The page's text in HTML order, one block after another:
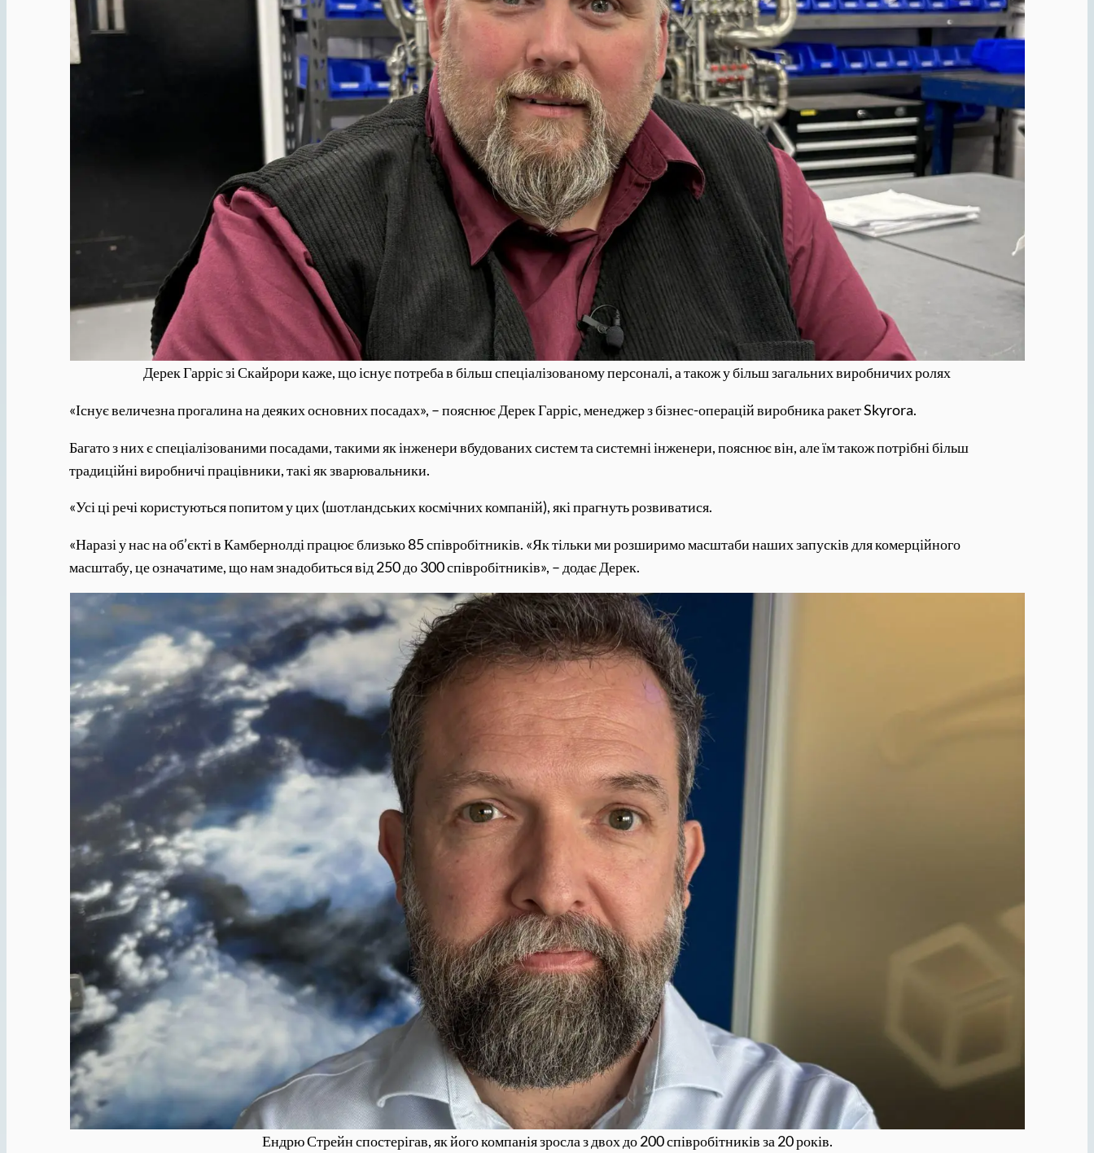
Дерек Гарріс зі Скайрори каже, що існує потреба в більш спеціалізованому персоналі, а також у більш загальних виробничих ролях
«Існує величезна прогалина на деяких основних посадах», – пояснює Дерек Гарріс, менеджер з бізнес-операцій виробника ракет Skyrora.
Багато з них є спеціалізованими посадами, такими як інженери вбудованих систем та системні інженери, пояснює він, але їм також потрібні більш
традиційні виробничі працівники, такі як зварювальники.
«Усі ці речі користуються попитом у цих (шотландських космічних компаній), які прагнуть розвиватися.
«Наразі у нас на об’єкті в Камбернолді працює близько 85 співробітників. «Як тільки ми розширимо масштаби наших запусків для комерційного
масштабу, це означатиме, що нам знадобиться від 250 до 300 співробітників», – додає Дерек.
Ендрю Стрейн спостерігав, як його компанія зросла з двох до 200 співробітників за 20 років.